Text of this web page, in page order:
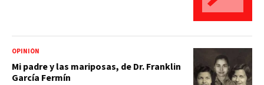
OPINIÓN
Mi padre y las mariposas, de Dr. Franklin
García Fermín